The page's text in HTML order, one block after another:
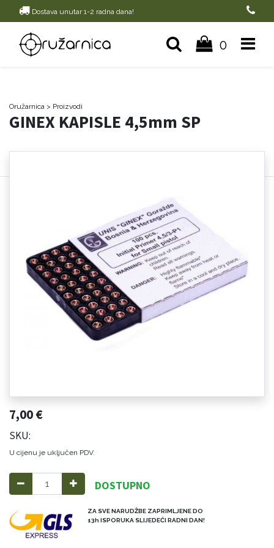
Dostava unutar 1-2 radna dana!
0
Oružarnica > Proizvodi
GINEX KAPISLE 4,5mm SP
7,00€
SKU:
U cijenu je uključen PDV.
DOSTUPNO
ZA SVE NARUDŽBE ZAPRIMLJENE DO
13h ISPORUKA SLIJEDEĆI RADNI DAN!